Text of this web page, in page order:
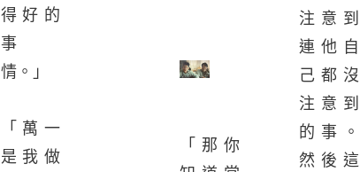
得好的
事
情。」
「萬一
是我做
「那你
注意到
連他自
己都沒
注意到
的事。
然後這